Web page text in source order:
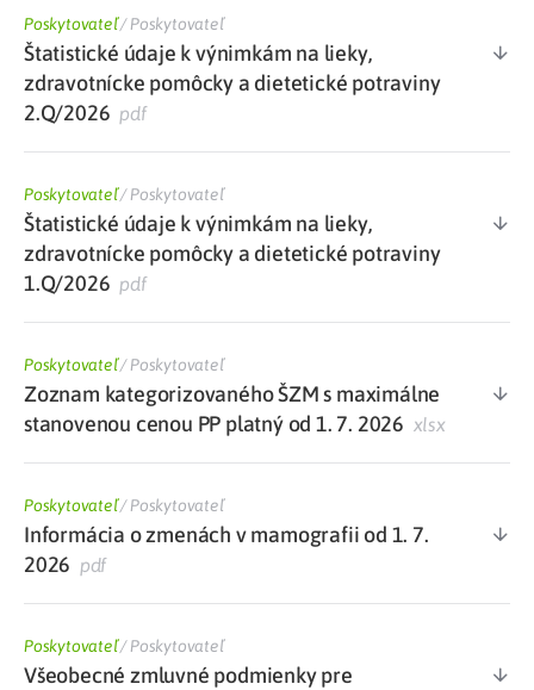
Poskytovateľ/Poskytovateľ
Štatistické údaje k výnimkám na lieky,
zdravotnícke pomôcky a dietetické potraviny
2.Q/2026 pdf
Poskytovateľ/Poskytovateľ
Štatistické údaje k výnimkám na lieky,
zdravotnícke pomôcky a dietetické potraviny
1.Q/2026 pdf
Poskytovateľ/Poskytovateľ
Zoznam kategorizovaného ŠZM s maximálne
stanovenou cenou PP platný od 1. 7. 2026 xlsx
Poskytovateľ/Poskytovateľ
Informácia o zmenách v mamografii od 1. 7.
2026 pdf
Poskytovateľ/Poskytovateľ
Všeobecné zmluvné podmienky pre